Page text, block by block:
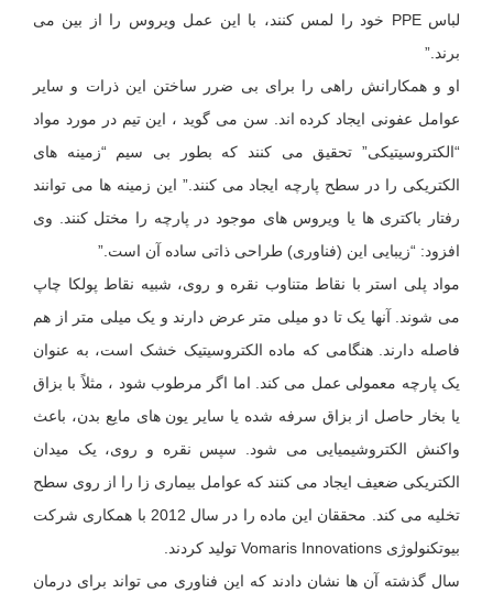
لباس PPE خود را لمس كنند، با این عمل ویروس را از بین می
برند.”
او و همكارانش راهی را برای بی ضرر ساختن این ذرات و سایر
عوامل عفونی ایجاد كرده اند. سن می گوید ، این تیم در مورد مواد
“الکتروسیتیکی” تحقیق می کنند که بطور بی سیم “زمینه های
الکتریکی را در سطح پارچه ایجاد می کنند.” این زمینه ها می توانند
رفتار باکتری ها یا ویروس های موجود در پارچه را مختل کنند. وی
افزود: “زیبایی این (فناوری) طراحی ذاتی ساده آن است.”
مواد پلی استر با نقاط متناوب نقره و روی، شبیه نقاط پولکا چاپ
می شوند. آنها یک تا دو میلی متر عرض دارند و یک میلی متر از هم
فاصله دارند. هنگامی که ماده الکتروسیتیک خشک است، به عنوان
یک پارچه معمولی عمل می کند. اما اگر مرطوب شود ، مثلاً با بزاق
یا بخار حاصل از بزاق سرفه شده یا سایر یون های مایع بدن، باعث
واکنش الکتروشیمیایی می شود. سپس نقره و روی، یک میدان
الکتریکی ضعیف ایجاد می کنند که عوامل بیماری زا را از روی سطح
تخلیه می کند. محققان این ماده را در سال 2012 با همکاری شرکت
بیوتکنولوژی Vomaris Innovations تولید کردند.
سال گذشته آن ها نشان دادند كه این فناوری می تواند برای درمان